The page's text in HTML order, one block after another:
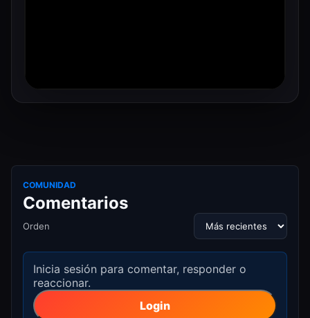
COMUNIDAD
Comentarios
Orden
Inicia sesión para comentar, responder o
reaccionar.
Login